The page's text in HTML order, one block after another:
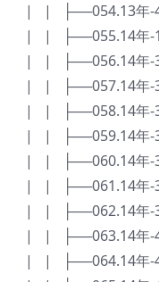
| | ├──054.13年-
| | ├──055.14年-
| | ├──056.14年-
| | ├──057.14年-
| | ├──058.14年-
| | ├──059.14年-
| | ├──060.14年-
| | ├──061.14年-
| | ├──062.14年-
| | ├──063.14年-
| | ├──064.14年-